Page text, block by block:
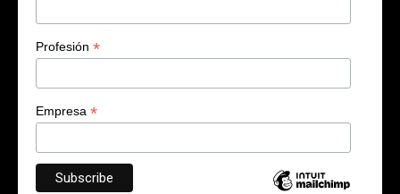
Profesión *
Empresa *